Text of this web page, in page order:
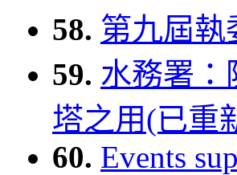
58. 第九屆執
59. 水務署：
塔之用(已重
60. Events